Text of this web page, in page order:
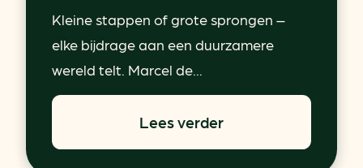
Kleine stappen of grote sprongen –
elke bijdrage aan een duurzamere
wereld telt. Marcel de...
Lees verder